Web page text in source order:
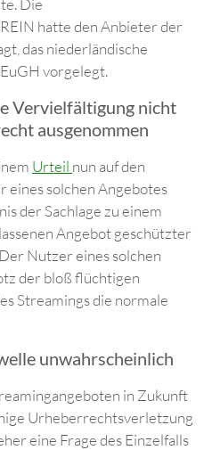
Die
hatte den Anbieter der
das niederländische
vorgelegt.
Vervielfältigung nicht
ausgenommen
Urteil nun auf den
eines solchen Angebotes
der Sachlage zu einem
Angebot geschützter
Nutzer eines solchen
der bloß flüchtigen
Streamings die normale
unwahrscheinlich
in Zukunft
Urheberrechtsverletzung
eine Frage des Einzelfalls